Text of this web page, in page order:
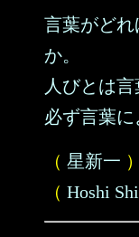
言葉がどれ
か。
人びとは
必ず言葉に
（ 星新一 ）
（ Hoshi